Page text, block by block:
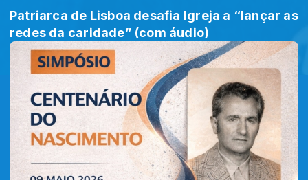
Patriarca de Lisboa desafia Igreja a “lançar as
redes da caridade” (com áudio)